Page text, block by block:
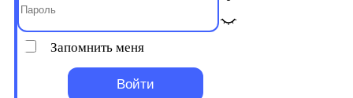
Запомнить меня
Войти